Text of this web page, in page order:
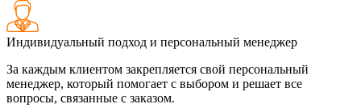
Индивидуальный подход и персональный менеджер
За каждым клиентом закрепляется свой персональный
менеджер, который помогает с выбором и решает все
вопросы, связанные с заказом.